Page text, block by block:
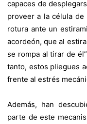
capaces de
proveer a la célula
rotura ante un
acordeón, que al
se rompa al tirar de
tanto, estos pliegues
frente al estrés
Además, han
parte de este